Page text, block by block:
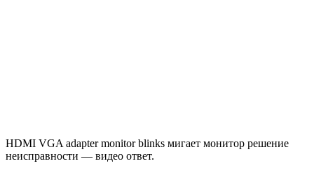
HDMI VGA adapter monitor blinks мигает монитор решение
неисправности — видео ответ.